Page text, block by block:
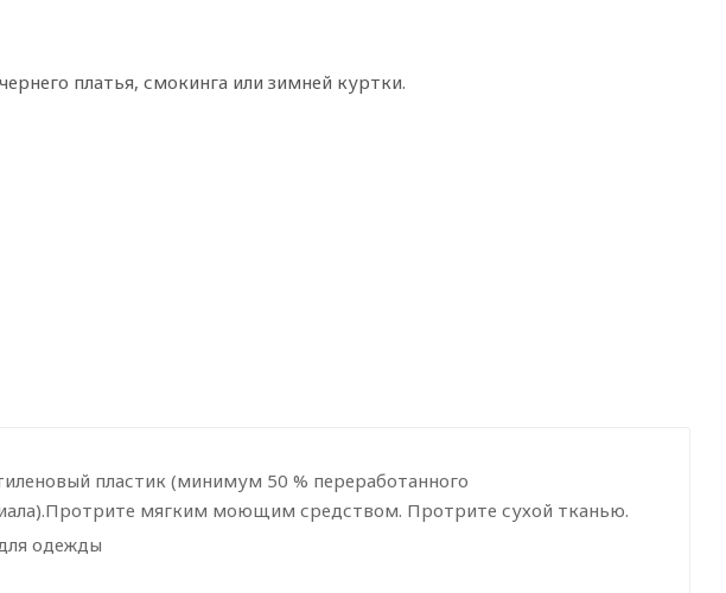
платья, смокинга или зимней куртки.
пластик (минимум 50 % переработанного
мягким моющим средством. Протрите сухой тканью.
одежды